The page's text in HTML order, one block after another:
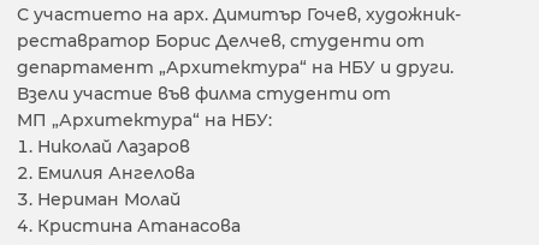
С участието на арх. Димитър Гочев, художник-
реставратор Борис Делчев, студенти от
департамент „Архитектура“ на НБУ и други.
Взели участие във филма студенти от
МП „Архитектура“ на НБУ:
Николай Лазаров
Емилия Ангелова
Нериман Молай
Кристина Атанасова